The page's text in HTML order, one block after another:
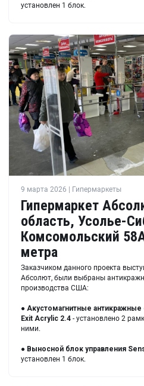
установлен 1 блок.
9 марта 2026 | Гипермаркеты
Гипермаркет
область, Усолье-
Комсомольский
метра
Заказчиком данного проекта
Абсолют, были выбраны
производства США:
● Акустомагнитные
Exit Acrylic 2.4 - установлено 2
ними.
● Выносной блок управления
установлен 1 блок.